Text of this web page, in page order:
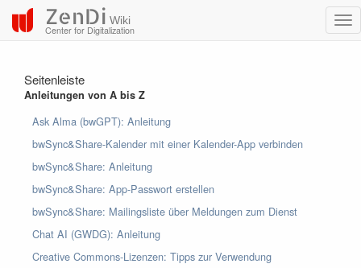
ZenDi Wiki
Center for Digitalization
Seitenleiste
Anleitungen von A bis Z
Ask Alma (bwGPT): Anleitung
bwSync&Share-Kalender mit einer Kalender-App verbinden
bwSync&Share: Anleitung
bwSync&Share: App-Passwort erstellen
bwSync&Share: Mailingsliste über Meldungen zum Dienst
Chat AI (GWDG): Anleitung
Creative Commons-Lizenzen: Tipps zur Verwendung